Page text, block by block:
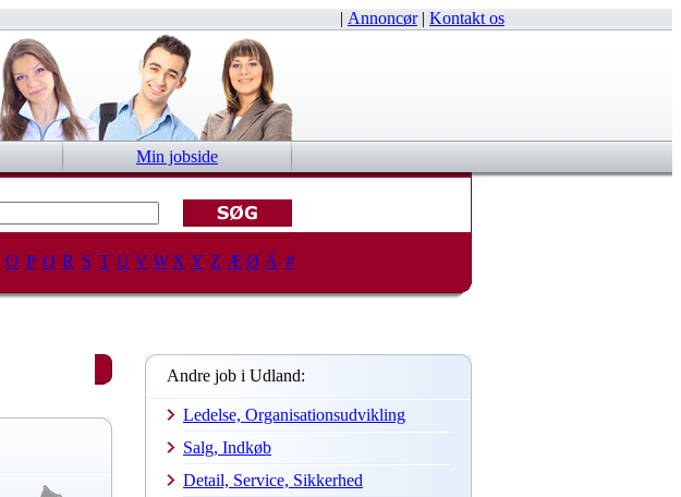
| Annoncør| Kontakt os
Min jobside
O P Q R S T U V W X Y Z Æ Ø Å #
Andre job i Udland:
Ledelse, Organisationsudvikling
Salg, Indkøb
Detail, Service, Sikkerhed